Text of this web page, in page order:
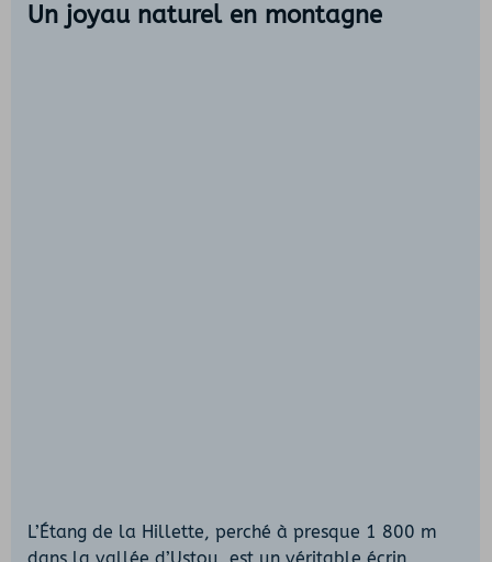
Un joyau naturel en montagne
L’Étang de la Hillette, perché à presque 1 800 m